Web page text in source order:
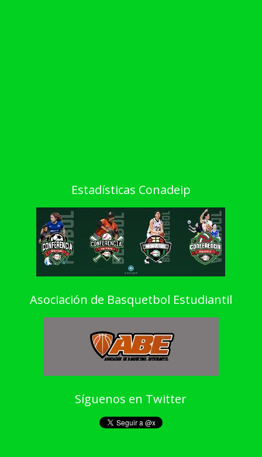
Estadísticas Conadeip
Asociación de Basquetbol Estudiantil
Síguenos en Twitter